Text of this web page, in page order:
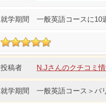
一般英語コースに10
N.Jさんのクチコミ
一般英語コース＞バ